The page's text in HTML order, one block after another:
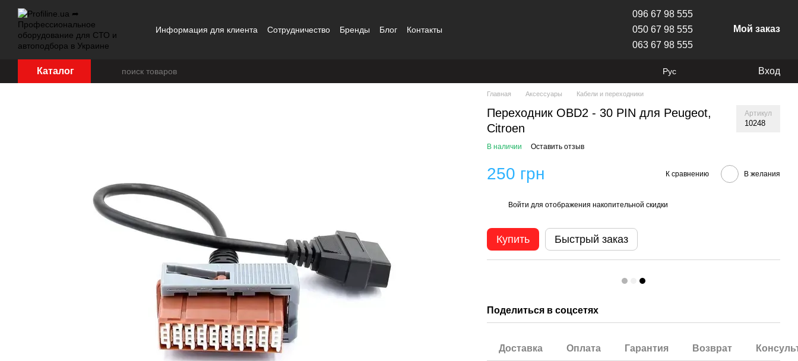
Перейти к основному контенту
Информация для клиента Сотрудничество Бренды Блог
Контакты
096 67 98 555
050 67 98 555
063 67 98 555
Мой заказ
Каталог Рус Вход
Главная Аксессуары Кабели и переходники
Переходник OBD2 - 30 PIN для Peugeot,
Citroen
Артикул
10248
В наличии Оставить отзыв
250 грн К сравнению В желания
Войти для отображения накопительной скидки
Купить Быстрый заказ
Поделиться в соцсетях
Доставка Оплата Гарантия Возврат